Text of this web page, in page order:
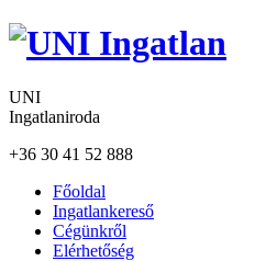
UNI
Ingatlaniroda
+36 30 41 52 888
Főoldal
Ingatlankereső
Cégünkről
Elérhetőség